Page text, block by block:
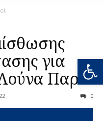
για
Παρκ
0